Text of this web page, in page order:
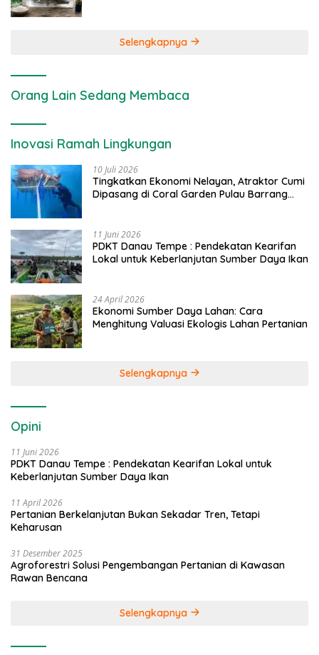
Selengkapnya
Orang Lain Sedang Membaca
Inovasi Ramah Lingkungan
10 Juli 2026
Tingkatkan Ekonomi Nelayan, Atraktor Cumi
Dipasang di Coral Garden Pulau Barrang
11 Juni 2026
PDKT Danau Tempe : Pendekatan Kearifan
Lokal untuk Keberlanjutan Sumber Daya Ikan
24 April 2026
Ekonomi Sumber Daya Lahan: Cara
Menghitung Valuasi Ekologis Lahan Pertanian
Selengkapnya
Opini
11 Juni 2026
PDKT Danau Tempe : Pendekatan Kearifan Lokal untuk
Keberlanjutan Sumber Daya Ikan
11 April 2026
Pertanian Berkelanjutan Bukan Sekadar Tren, Tetapi
Keharusan
31 Desember 2025
Agroforestri Solusi Pengembangan Pertanian di Kawasan
Rawan Bencana
Selengkapnya